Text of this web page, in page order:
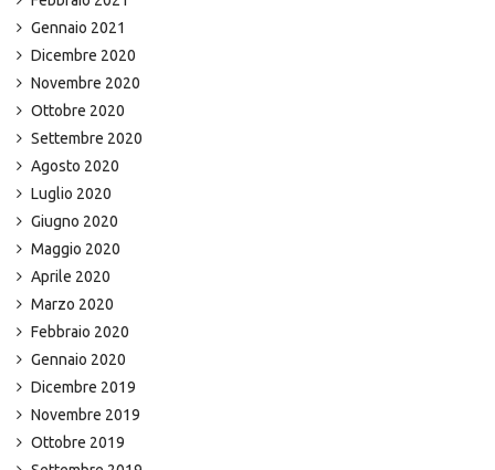
Gennaio 2021
Dicembre 2020
Novembre 2020
Ottobre 2020
Settembre 2020
Agosto 2020
Luglio 2020
Giugno 2020
Maggio 2020
Aprile 2020
Marzo 2020
Febbraio 2020
Gennaio 2020
Dicembre 2019
Novembre 2019
Ottobre 2019